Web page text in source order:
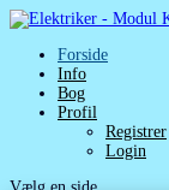
Forside
Info
Bog
Profil
Registrer
Login